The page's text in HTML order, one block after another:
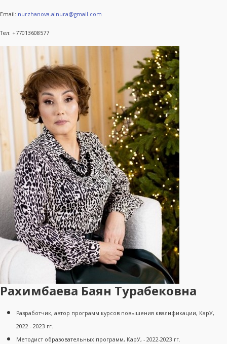
Email: nurzhanova.ainura@gmail.com
Тел: +77013608577
Рахимбаева Баян Турабековна
Разработчик, автор программ курсов повышения квалификации, КарУ,
2022 - 2023 гг.
Методист образовательных программ, КарУ, - 2022-2023 гг.